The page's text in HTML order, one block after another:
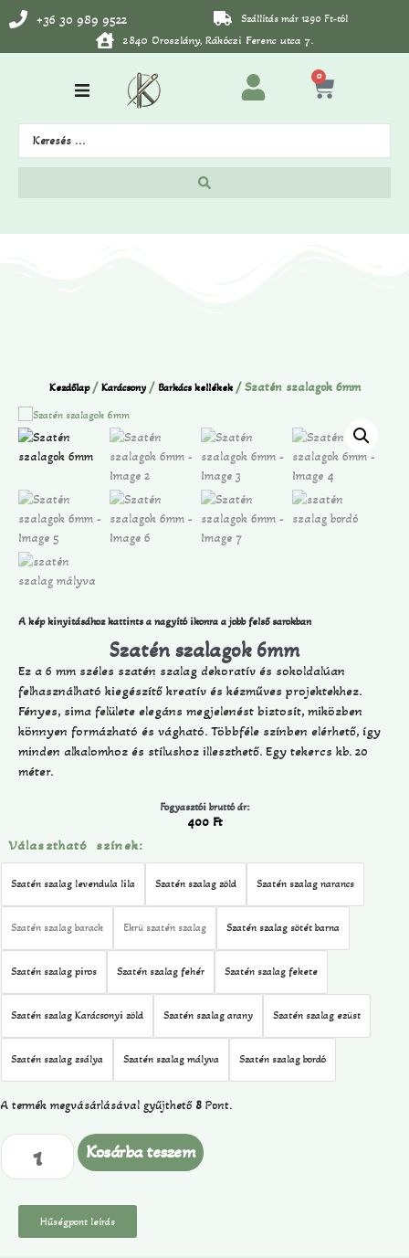
+36 30 989 9522 Szállítás már 1290 Ft-tól
2840 Oroszlány, Rákóczi Ferenc utca 7.
0
Kezdőlap/ Karácsony/ Barkács kellékek/ Szatén szalagok 6mm
A kép kinyitásához kattints a nagyító ikonra a jobb felső sarokban
Szatén szalagok 6mm
Ez a 6 mm széles szatén szalag dekoratív és sokoldalúan
felhasználható kiegészítő kreatív és kézműves projektekhez.
Fényes, sima felülete elegáns megjelenést biztosít, miközben
könnyen formázható és vágható. Többféle színben elérhető, így
minden alkalomhoz és stílushoz illeszthető. Egy tekercs kb. 20
méter.
Fogyasztói bruttó ár:
400 Ft
Választható színek:
Szatén szalag levendula lila Szatén szalag zöld Szatén szalag narancs
Szatén szalag barack Ekrü szatén szalag Szatén szalag sötét barna
Szatén szalag piros Szatén szalag fehér Szatén szalag fekete
Szatén szalag Karácsonyi zöld Szatén szalag arany Szatén szalag ezüst
Szatén szalag zsálya Szatén szalag mályva Szatén szalag bordó
A termék megvásárlásával gyűjthető 8 Pont.
Kosárba teszem
Hűségpont leírás